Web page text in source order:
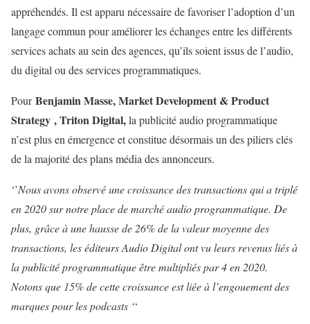
appréhendés. Il est apparu nécessaire de favoriser l’adoption d’un
langage commun pour améliorer les échanges entre les différents
services achats au sein des agences, qu’ils soient issus de l’audio,
du digital ou des services programmatiques.
PourBenjamin Masse, Market Development & Product
Strategy , Triton Digital,la publicité audio programmatique
n’est plus en émergence et constitue désormais un des piliers clés
de la majorité des plans média des annonceurs.
‘’Nous avons observé une croissance des transactions qui a triplé
en 2020 sur notre place de marché audio programmatique. De
plus, grâce à une hausse de 26% de la valeur moyenne des
transactions, les éditeurs Audio Digital ont vu leurs revenus liés à
la publicité programmatique être multipliés par 4 en 2020.
Notons que 15% de cette croissance est liée à l’engouement des
marques pour les podcasts ‘‘